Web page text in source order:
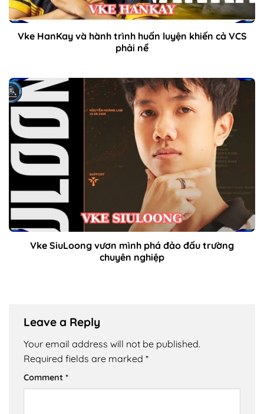
Vke HanKay và hành trình huấn luyện khiến cả VCS
phải nể
Vke SiuLoong vươn mình phá đảo đấu trường
chuyên nghiệp
Leave a Reply
Your email address will not be published.
Required fields are marked *
Comment *